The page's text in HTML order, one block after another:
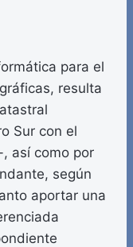
para el
resulta
Sur con el
así como por
según
aportar una